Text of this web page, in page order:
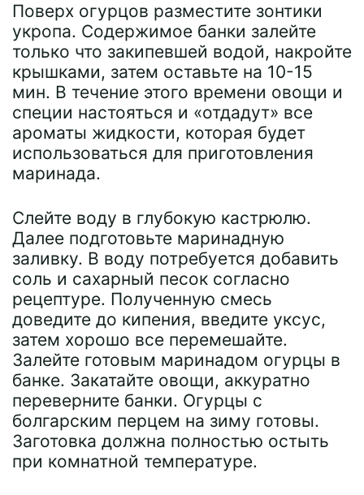
Поверх огурцов разместите зонтики
укропа. Содержимое банки залейте
только что закипевшей водой, накройте
крышками, затем оставьте на 10-15
мин. В течение этого времени овощи и
специи настояться и «отдадут» все
ароматы жидкости, которая будет
использоваться для приготовления
маринада.
Слейте воду в глубокую кастрюлю.
Далее подготовьте маринадную
заливку. В воду потребуется добавить
соль и сахарный песок согласно
рецептуре. Полученную смесь
доведите до кипения, введите уксус,
затем хорошо все перемешайте.
Залейте готовым маринадом огурцы в
банке. Закатайте овощи, аккуратно
переверните банки. Огурцы с
болгарским перцем на зиму готовы.
Заготовка должна полностью остыть
при комнатной температуре.